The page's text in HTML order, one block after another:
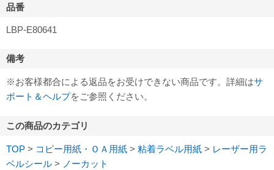
品番
LBP-E80641
備考
※お客様都合による返品をお受けできない商品です。詳細はサ
ポート＆ヘルプをご参照ください。
この商品のカテゴリ
TOP > コピー用紙・ＯＡ用紙 > 粘着ラベル用紙 > レーザー用ラ
ベルシール > ノーカット